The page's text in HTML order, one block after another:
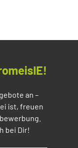
an –
ist, freuen
bei Dir!